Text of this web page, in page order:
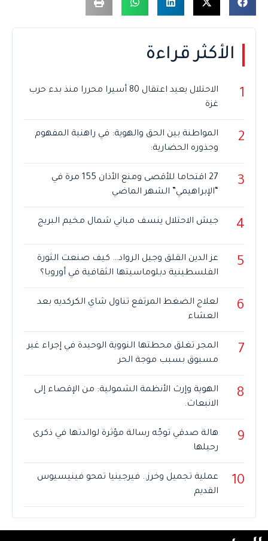
الأكثر قراءة
1
الاحتلال يعيد اعتقال 80 أسيرا محررا منذ بدء حرب
غزة
2
المواطنة بين الحق والهوية: في راهنية المفهوم
وجذوره الحضارية:
3
27 اقتحاما للأقصى ومنع الأذان 155 مرة في
“الإبراهيمي” الشهر الماضي
4 جيش الاحتلال ينسف مباني شمال مخيم البريج
5
عز الدين القلق وجيل الرواد… كيف صنعت الثورة
الفلسطينية دبلوماسيتها الثقافية في أوروبا؟
6
لعلاج الضغط المرتفع تناول شاي الكركديه بعد
العشاء
7
المجر تغلق محطتها النووية الوحيدة في إجراء غير
مسبوق بسبب موجة الحر
8
الهوية وإرث الأنظمة الشمولية: من الإقصاء إلى
الانبعاث.
9
هالة صدقي توجّه رسالة مؤثرة لوالدتها في ذكرى
رحيلها
10
عملية تجميل وخرز.. فيرجينيا تمحو فينيسيوس
القديم